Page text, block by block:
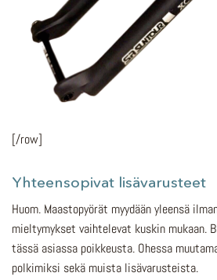
[/row]
Yhteensopivat lisävarusteet
Huom. Maastopyörät myydään yleensä
mieltymykset vaihtelevat kuskin mukaan.
tässä asiassa poikkeusta. Ohessa
polkimiksi sekä muista lisävarusteista.